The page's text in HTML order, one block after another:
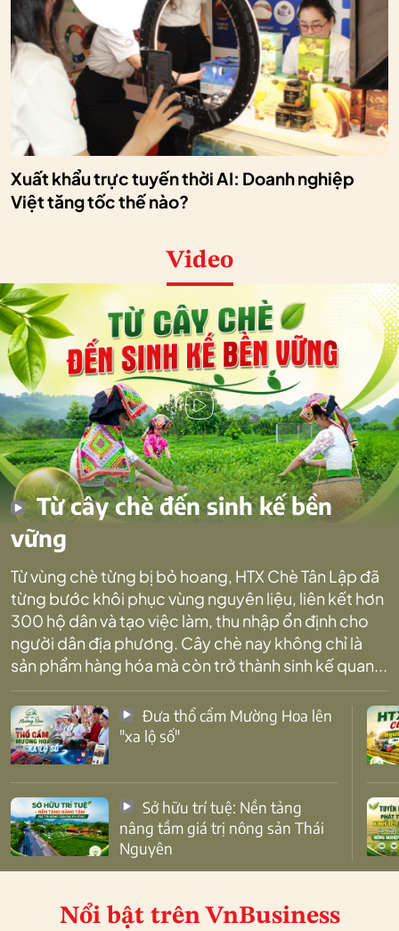
Xuất khẩu trực tuyến thời AI: Doanh nghiệp
Việt tăng tốc thế nào?
Video
Từ cây chè đến sinh kế bền
vững
Từ vùng chè từng bị bỏ hoang, HTX Chè Tân Lập đã
từng bước khôi phục vùng nguyên liệu, liên kết hơn
300 hộ dân và tạo việc làm, thu nhập ổn định cho
người dân địa phương. Cây chè nay không chỉ là
sản phẩm hàng hóa mà còn trở thành sinh kế quan...
"xa lộ số"
nâng tầm giá trị nông sản Thái
Nguyên
Nổi bật trên VnBusiness